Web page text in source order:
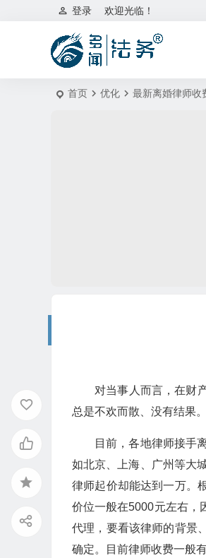
欢迎光临！
登录
首页 优化 最新离婚律师收
对当事人而言，在财
总是不欢而散、没有结果
目前，各地律师接手
如北京、上海、广州等大
律师起价却能达到一万。
价位一般在5000元左右，
代理，要看该律师的背景
确定。目前律师收费一般有